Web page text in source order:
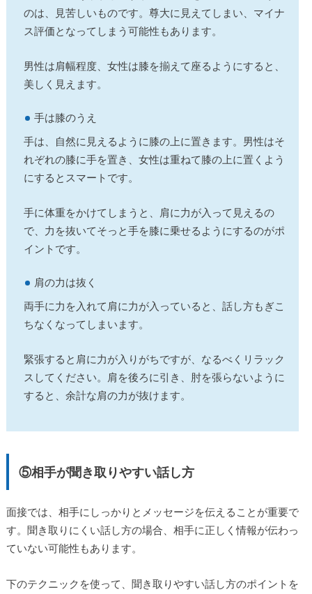
のは、見苦しいものです。尊大に見えてしまい、マイナ
ス評価となってしまう可能性もあります。
男性は肩幅程度、女性は膝を揃えて座るようにすると、
美しく見えます。
手は膝のうえ
手は、自然に見えるように膝の上に置きます。男性はそ
れぞれの膝に手を置き、女性は重ねて膝の上に置くよう
にするとスマートです。
手に体重をかけてしまうと、肩に力が入って見えるの
で、力を抜いてそっと手を膝に乗せるようにするのがポ
イントです。
肩の力は抜く
両手に力を入れて肩に力が入っていると、話し方もぎこ
ちなくなってしまいます。
緊張すると肩に力が入りがちですが、なるべくリラック
スしてください。肩を後ろに引き、肘を張らないように
すると、余計な肩の力が抜けます。
⑤相手が聞き取りやすい話し方
面接では、相手にしっかりとメッセージを伝えることが重要で
す。聞き取りにくい話し方の場合、相手に正しく情報が伝わっ
ていない可能性もあります。
下のテクニックを使って、聞き取りやすい話し方のポイントを